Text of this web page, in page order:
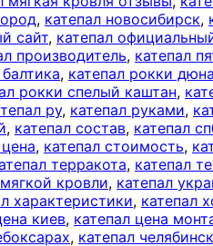
, катепал новосибирск,
сайт, катепал
производитель, катепал
, катепал рокки дюна
рокки спелый каштан,
ру, катепал руками,
, катепал состав, катепал
, катепал стоимость,
терракота, катепал
кровли, катепал
характеристики, катепал
киев, катепал цена
, катепал челябинск